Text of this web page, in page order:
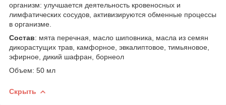
организм: улучшается деятельность кровеносных и
лимфатических сосудов, активизируются обменные процессы
в организме.
Состав: мята перечная, масло шиповника, масла из семян
дикорастущих трав, камфорное, эвкалиптовое, тимьяновое,
эфирное, дикий шафран, борнеол
Объем: 50 мл
Скрыть